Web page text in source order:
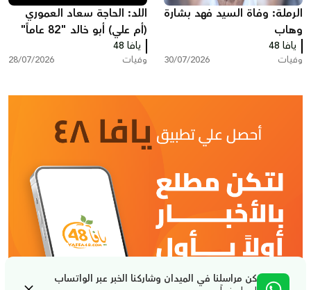
كن مراسلنا في الميدان وشاركنا الخبر عبر الواتساب
الرملة: وفاة السيد فهد بشارة
وهاب
يافا 48
وفيات 30/07/2026
اللد: الحاجة سعاد العموري
(أم علي) أبو خالد "82 عاماً"
في ذمّة الله
يافا 48
وفيات 28/07/2026